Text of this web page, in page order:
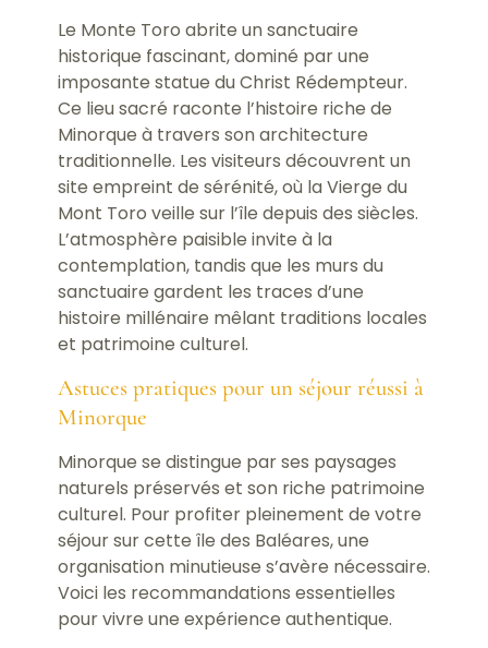
Le Monte Toro abrite un sanctuaire
historique fascinant, dominé par une
imposante statue du Christ Rédempteur.
Ce lieu sacré raconte l’histoire riche de
Minorque à travers son architecture
traditionnelle. Les visiteurs découvrent un
site empreint de sérénité, où la Vierge du
Mont Toro veille sur l’île depuis des siècles.
L’atmosphère paisible invite à la
contemplation, tandis que les murs du
sanctuaire gardent les traces d’une
histoire millénaire mêlant traditions locales
et patrimoine culturel.
Astuces pratiques pour un séjour réussi à
Minorque
Minorque se distingue par ses paysages
naturels préservés et son riche patrimoine
culturel. Pour profiter pleinement de votre
séjour sur cette île des Baléares, une
organisation minutieuse s’avère nécessaire.
Voici les recommandations essentielles
pour vivre une expérience authentique.